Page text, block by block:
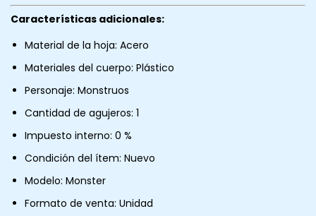
Características adicionales:
Material de la hoja: Acero
Materiales del cuerpo: Plástico
Personaje: Monstruos
Cantidad de agujeros: 1
Impuesto interno: 0 %
Condición del ítem: Nuevo
Modelo: Monster
Formato de venta: Unidad